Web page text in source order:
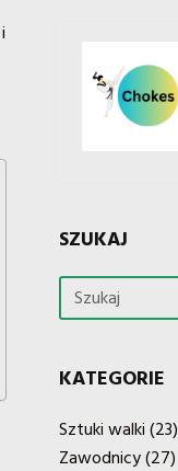
SZUKAJ
KATEGORIE
Sztuki walki (23)
Zawodnicy(27)